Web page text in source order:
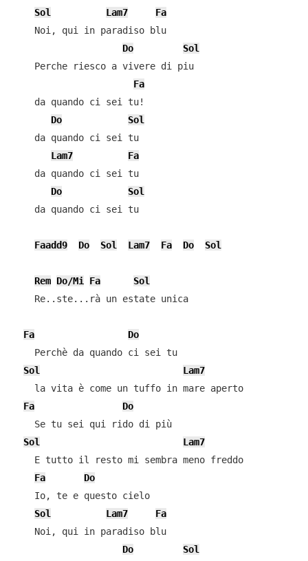
Sol Lam7
Fa
    Noi, qui in paradiso blu
Do
Sol
    Perche riesco a vivere di piu
Fa
    da quando ci sei tu!
Do
Sol
    da quando ci sei tu
Lam7
Fa
    da quando ci sei tu
Do
Sol
    da quando ci sei tu
Faadd9 Do Sol Lam7 Fa Do Sol
Rem Do/Mi Fa
Sol
    Re..ste...rà un estate unica
Fa
Do
    Perchè da quando ci sei tu
Sol
Lam7
    la vita è come un tuffo in mare aperto
Fa
Do
    Se tu sei qui rido di più
Sol
Lam7
    E tutto il resto mi sembra meno freddo
Fa
Do
    Io, te e questo cielo
Sol
Lam7
Fa
    Noi, qui in paradiso blu
Do
Sol